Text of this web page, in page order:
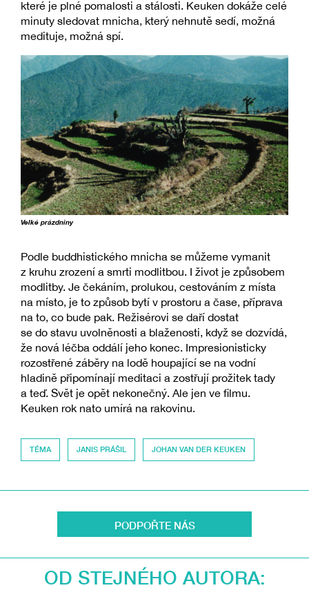
které je plné pomalosti a stálosti. Keuken dokáže celé
minuty sledovat mnicha, který nehnutě sedí, možná
medituje, možná spí.
Velké prázdniny
Podle buddhistického mnicha se můžeme vymanit
z kruhu zrození a smrti modlitbou. I život je způsobem
modlitby. Je čekáním, prolukou, cestováním z místa
na místo, je to způsob bytí v prostoru a čase, příprava
na to, co bude pak. Režisérovi se daří dostat
se do stavu uvolněnosti a blaženosti, když se dozvídá,
že nová léčba oddálí jeho konec. Impresionisticky
rozostřené záběry na lodě houpající se na vodní
hladině připomínají meditaci a zostřují prožitek tady
a teď. Svět je opět nekonečný. Ale jen ve filmu.
Keuken rok nato umírá na rakovinu.
TÉMA JANIS PRÁŠIL JOHAN VAN DER KEUKEN
PODPOŘTE NÁS
OD STEJNÉHO AUTORA: